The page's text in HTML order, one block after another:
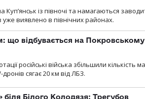
Куп’янськ із півночі та намагаються
уже виявлено в північних районах.
що відбувається на Покровському
російські війська збільшили кількість
сягає 20 км від ЛБЗ.
Білого Колодязя: Трегубов